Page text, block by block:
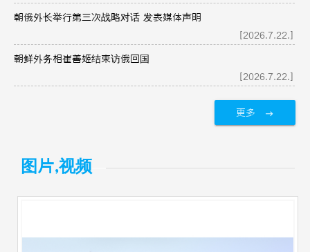
朝俄外长举行第三次战略对话 发表媒体声明
[2026.7.22.]
朝鲜外务相崔善姬结束访俄回国
[2026.7.22.]
更多
图片,视频